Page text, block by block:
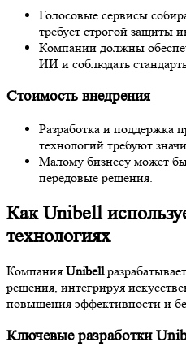
Голосовые сервисы
требует строгой защиты
Компании должны
ИИ и соблюдать
Стоимость внедрения
Разработка и поддержка
технологий требуют
Малому бизнесу может
передовые решения.
Как Unibell
технологиях
Компания Unibell
решения, интегрируя
повышения эффективности и
Ключевые разработки